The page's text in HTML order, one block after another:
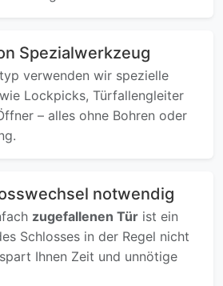
Spezialwerkzeug
verwenden wir spezielle
Lockpicks, Türfallengleiter
– alles ohne Bohren oder
notwendig
zugefallenen Tür ist ein
Schlosses in der Regel nicht
Ihnen Zeit und unnötige